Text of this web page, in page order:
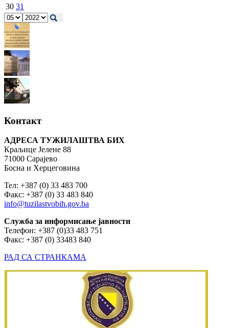
30 31
Контакт
АДРЕСА ТУЖИЛАШТВА БИХ
Краљице Јелене 88
71000 Сарајево
Босна и Херцеговина
Тел: +387 (0) 33 483 700
Факс: +387 (0) 33 483 840
info@tuzilastvobih.gov.ba
Служба за информисање јавности
Телефон: +387 (0)33 483 751
Факс: +387 (0) 33483 840
РАД СА СТРАНКАМА